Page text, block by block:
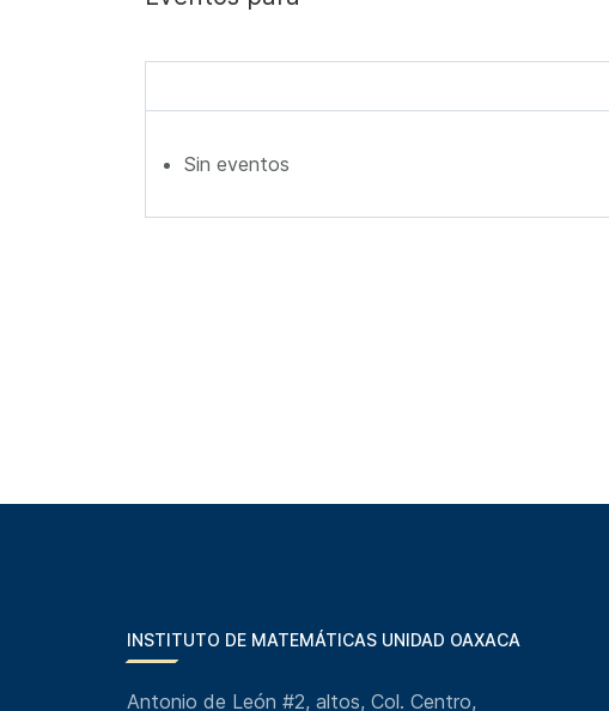
Sin eventos
INSTITUTO DE MATEMÁTICAS UNIDAD OAXACA
Antonio de León #2, altos, Col. Centro,